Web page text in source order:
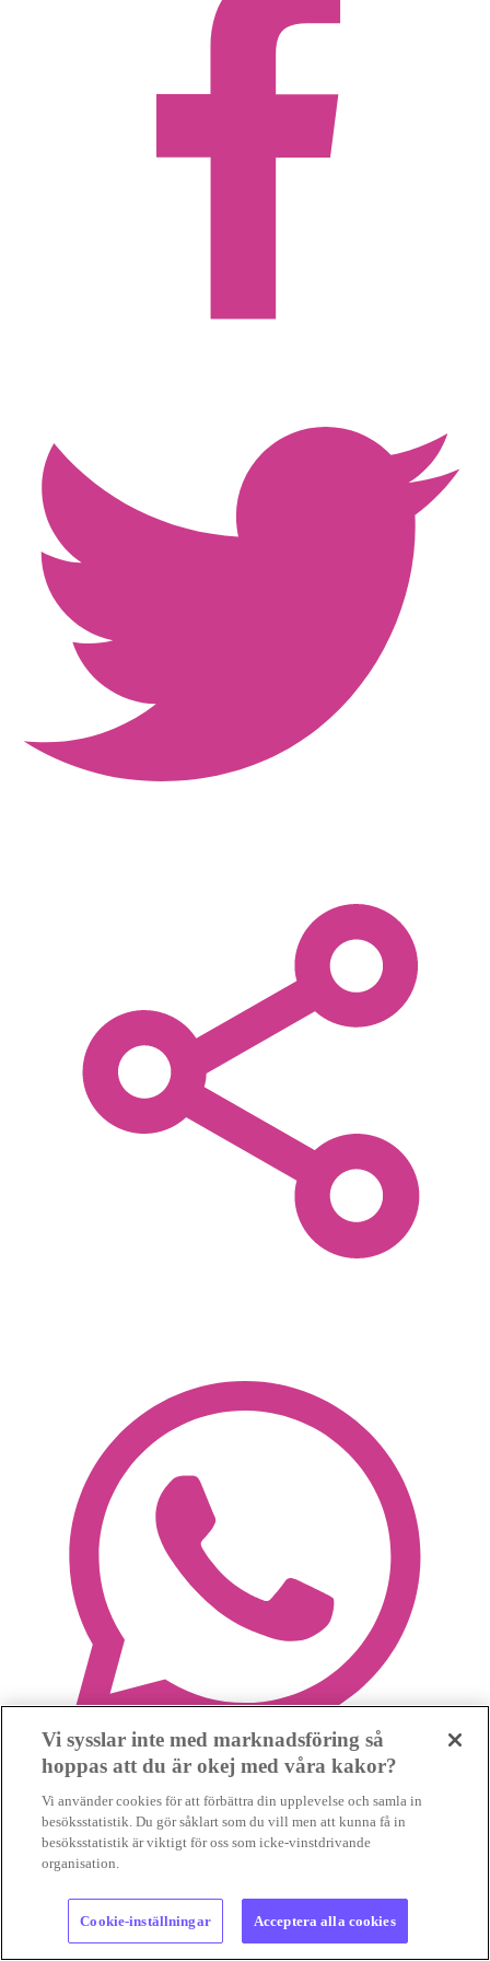
Vi sysslar inte med marknadsföring så
hoppas att du är okej med våra kakor?
Vi använder cookies för att förbättra din upplevelse och samla in
besöksstatistik. Du gör såklart som du vill men att kunna få in
besöksstatistik är viktigt för oss som icke-vinstdrivande
organisation.
Cookie-inställningar Acceptera alla cookies